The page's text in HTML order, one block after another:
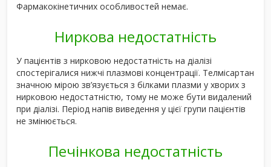
Фармакокінетичних особливостей немає.
Ниркова недостатність
У пацієнтів з нирковою недостатність на діалізі
спостерігалися нижчі плазмові концентрації. Телмісартан
значною мірою зв’язується з білками плазми у хворих з
нирковою недостатністю, тому не може бути видалений
при діалізі. Період напів виведення у цієї групи пацієнтів
не змінюється.
Печінкова недостатність